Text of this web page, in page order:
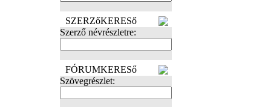
SZERZőKERESő
Szerző névrészletre:
FÓRUMKERESő
Szövegrészlet: